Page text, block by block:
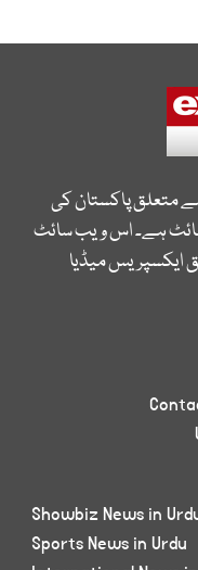
متعلق پاکستان کی
ہے۔ اس ویب سائٹ
ایکسپریس میڈیا
Showbiz News in
Sports News in Urdu